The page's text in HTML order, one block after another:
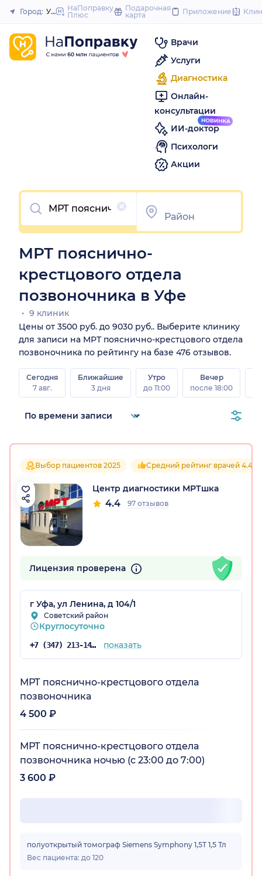
to
Закрыть
Город: Уфа
НаПоправку
Плюс
Подарочная
карта
Приложение
Врачи
Услуги
Диагностика
Онлайн-
консультации
ИИ-доктор
Психологи
Акции
Очистить
МРТ пояснично-
крестцового отдела
позвоночника в Уфе
9 клиник
Цены от 3500 руб. до 9030 руб.. Выберите клинику
для записи на МРТ пояснично-крестцового отдела
позвоночника по рейтингу на базе 476 отзывов.
Сегодня
7 авг.
Ближайшие
3 дня
Утро
до 11:00
Вечер
после 18:00
Выбор пациентов 2025 Средний рейтинг врачей 4.4
Центр диагностики МРТшка
4.4 97 отзывов
Лицензия проверена
г Уфа, ул Ленина, д 104/1
Советский район
Круглосуточно
+7 (347) 213-14-25 показать
МРТ пояснично-крестцового отдела
позвоночника
4 500 ₽
МРТ пояснично-крестцового отдела
позвоночника ночью (с 23:00 до 7:00)
3 600 ₽
полуоткрытый томограф Siemens Symphony 1,5T 1,5 Тл
Вес пациента: до 120